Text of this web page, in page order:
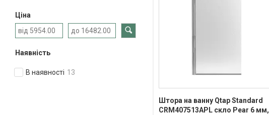
Ціна
Наявність
В наявності 13
Штора на ванну Qtap Standard
CRM407513APL скло Pear 6 мм,